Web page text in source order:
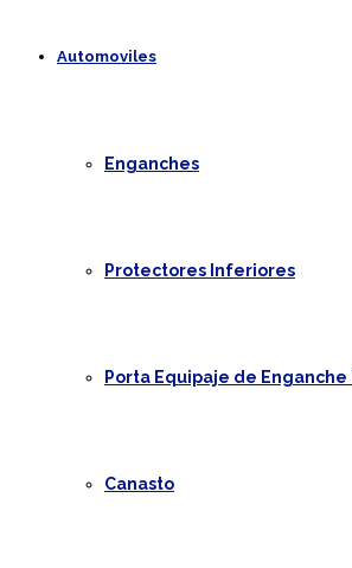
Automoviles
Enganches
Protectores Inferiores
Porta Equipaje de Enganche
Canasto